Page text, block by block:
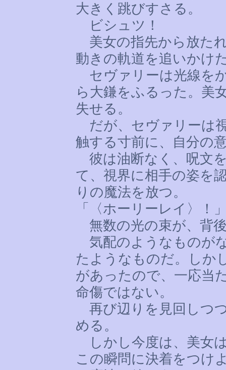
大きく跳びすさる。
ビシュツ！
美女の指先から放た
動きの軌道を追いかけ
セヴァリーは光線を
ら大鎌をふるった。美
失せる。
だが、セヴァリーは
触する寸前に、自分の
彼は油断なく、呪文
て、視界に相手の姿を
りの魔法を放つ。
「〈ホーリーレイ〉！
無数の光の束が、背
気配のようなものが
たようなものだ。しか
があったので、一応当
命傷ではない。
再び辺りを見回しつ
める。
しかし今度は、美女
この瞬問に決着をつけ